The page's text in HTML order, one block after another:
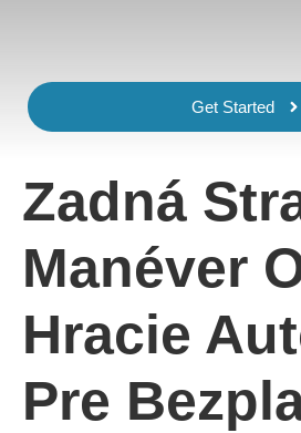
Get Started
Zadná
Manéver
Hracie
Pre